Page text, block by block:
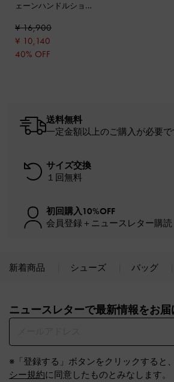
ェーンハンドルショル
¥ 16,900
¥ 10,140
40% OFF
送料無料
一定金額以上のご購入が必要
サイズ交換
１回無料
初回購入10%OFF
会員登録＋ニュースレター購読
新着商品 シューズ バッグ
ニュースレターで最新情報をお届
※「登録する」ボタンをクリックすると、
シー規約に同意したものとみなします。